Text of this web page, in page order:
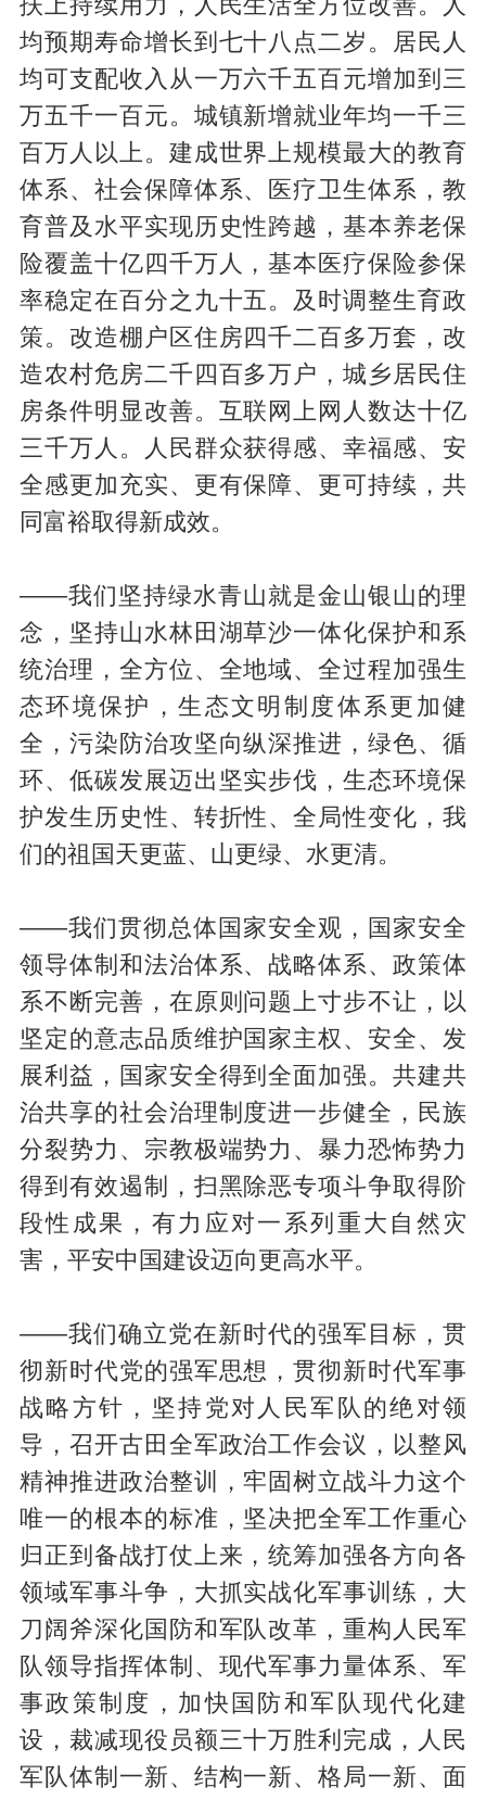
扶上持续用力，人民生活全方位改善。人
均预期寿命增长到七十八点二岁。居民人
均可支配收入从一万六千五百元增加到三
万五千一百元。城镇新增就业年均一千三
百万人以上。建成世界上规模最大的教育
体系、社会保障体系、医疗卫生体系，教
育普及水平实现历史性跨越，基本养老保
险覆盖十亿四千万人，基本医疗保险参保
率稳定在百分之九十五。及时调整生育政
策。改造棚户区住房四千二百多万套，改
造农村危房二千四百多万户，城乡居民住
房条件明显改善。互联网上网人数达十亿
三千万人。人民群众获得感、幸福感、安
全感更加充实、更有保障、更可持续，共
同富裕取得新成效。
——我们坚持绿水青山就是金山银山的理
念，坚持山水林田湖草沙一体化保护和系
统治理，全方位、全地域、全过程加强生
态环境保护，生态文明制度体系更加健
全，污染防治攻坚向纵深推进，绿色、循
环、低碳发展迈出坚实步伐，生态环境保
护发生历史性、转折性、全局性变化，我
们的祖国天更蓝、山更绿、水更清。
——我们贯彻总体国家安全观，国家安全
领导体制和法治体系、战略体系、政策体
系不断完善，在原则问题上寸步不让，以
坚定的意志品质维护国家主权、安全、发
展利益，国家安全得到全面加强。共建共
治共享的社会治理制度进一步健全，民族
分裂势力、宗教极端势力、暴力恐怖势力
得到有效遏制，扫黑除恶专项斗争取得阶
段性成果，有力应对一系列重大自然灾
害，平安中国建设迈向更高水平。
——我们确立党在新时代的强军目标，贯
彻新时代党的强军思想，贯彻新时代军事
战略方针，坚持党对人民军队的绝对领
导，召开古田全军政治工作会议，以整风
精神推进政治整训，牢固树立战斗力这个
唯一的根本的标准，坚决把全军工作重心
归正到备战打仗上来，统筹加强各方向各
领域军事斗争，大抓实战化军事训练，大
刀阔斧深化国防和军队改革，重构人民军
队领导指挥体制、现代军事力量体系、军
事政策制度，加快国防和军队现代化建
设，裁减现役员额三十万胜利完成，人民
军队体制一新、结构一新、格局一新、面